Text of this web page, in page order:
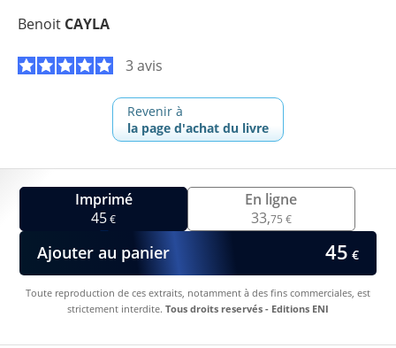
Benoit CAYLA
3 avis
Revenir à
la page d'achat du livre
Imprimé
45€
En ligne
33,75 €
Ajouter au panier 45 €
Toute reproduction de ces extraits, notamment à des fins commerciales, est
strictement interdite. Tous droits reservés - Editions ENI